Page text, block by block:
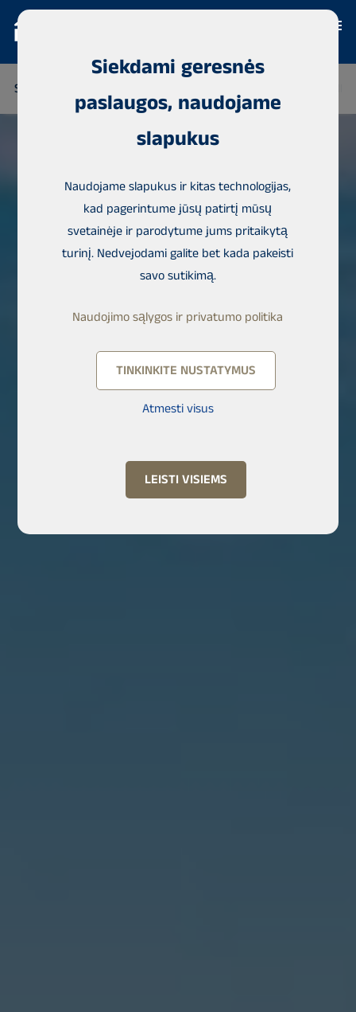
SUOMIJA
Siekdami geresnės
paslaugos, naudojame
slapukus
Naudojame slapukus ir kitas technologijas,
kad pagerintume jūsų patirtį mūsų
svetainėje ir parodytume jums pritaikytą
turinį. Nedvejodami galite bet kada pakeisti
savo sutikimą.
Naudojimo sąlygos ir privatumo politika
TINKINKITE NUSTATYMUS
Atmesti visus
LEISTI VISIEMS